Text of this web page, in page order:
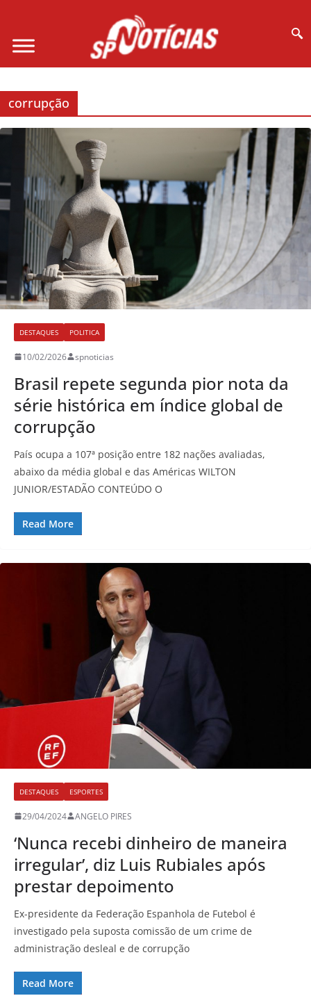
corrupção
DESTAQUES POLITICA
10/02/2026 spnoticias
Brasil repete segunda pior nota da
série histórica em índice global de
corrupção
País ocupa a 107ª posição entre 182 nações avaliadas,
abaixo da média global e das Américas WILTON
JUNIOR/ESTADÃO CONTEÚDO O
Read More
DESTAQUES ESPORTES
29/04/2024 ANGELO PIRES
‘Nunca recebi dinheiro de maneira
irregular’, diz Luis Rubiales após
prestar depoimento
Ex-presidente da Federação Espanhola de Futebol é
investigado pela suposta comissão de um crime de
administração desleal e de corrupção
Read More